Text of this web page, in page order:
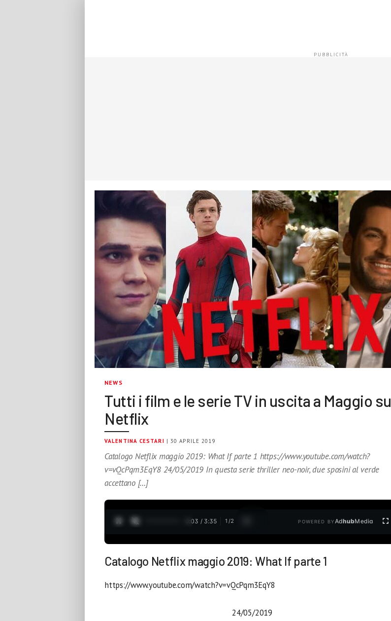
NEWS
Tutti i film e le serie TV in uscita a Maggio su
Netflix
VALENTINA CESTARI | 30 APRILE 2019
Catalogo Netflix maggio 2019: What If parte 1 https://www.youtube.com/watch?
v=vQcPqm3EqY8 24/05/2019 In questa serie thriller neo-noir, due sposini al verde
accettano […]
0:04 / 3:35 1 /2 POWERED BYAdhubMedia
Catalogo Netflix maggio 2019: What If parte 1
https://www.youtube.com/watch?v=vQcPqm3EqY8
24/05/2019